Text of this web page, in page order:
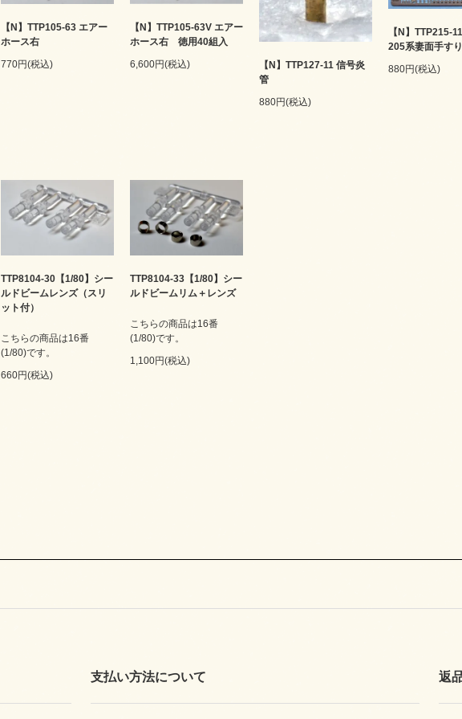
【N】TTP105-63 エアー
ホース右
770円(税込)
【N】TTP105-63V エアー
ホース右 徳用40組入
6,600円(税込)
【N】TTP127-11 信号炎
管
880円(税込)
【N】TTP215-
205系妻面手すり
880円(税込)
TTP8104-30【1/80】シー
ルドビームレンズ（スリ
ット付）
こちらの商品は16番
(1/80)です。
660円(税込)
TTP8104-33【1/80】シー
ルドビームリム＋レンズ
こちらの商品は16番
(1/80)です。
1,100円(税込)
支払い方法について 返